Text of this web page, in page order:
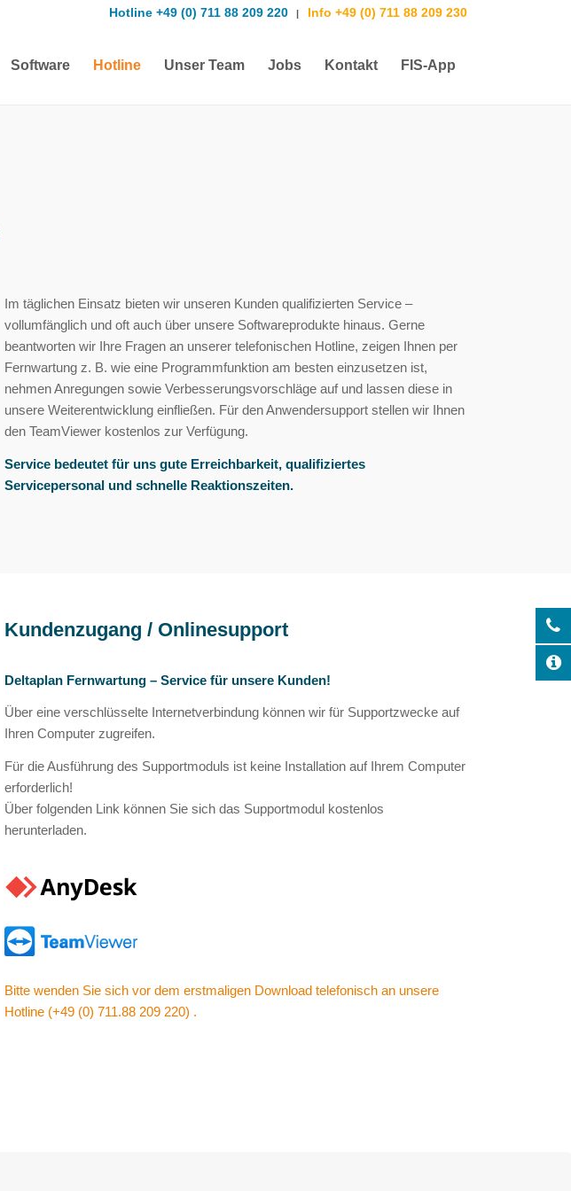
Hotline +49 (0) 711 88 209 220| Info +49 (0) 711 88 209 230
Software Hotline Unser Team Jobs Kontakt FIS-App
Im täglichen Einsatz bieten wir unseren Kunden qualifizierten Service –
vollumfänglich und oft auch über unsere Softwareprodukte hinaus. Gerne
beantworten wir Ihre Fragen an unserer telefonischen Hotline, zeigen Ihnen per
Fernwartung z. B. wie eine Programmfunktion am besten einzusetzen ist,
nehmen Anregungen sowie Verbesserungsvorschläge auf und lassen diese in
unsere Weiterentwicklung einfließen. Für den Anwendersupport stellen wir Ihnen
den TeamViewer kostenlos zur Verfügung.
Service bedeutet für uns gute Erreichbarkeit, qualifiziertes
Servicepersonal und schnelle Reaktionszeiten.
Kundenzugang / Onlinesupport
Deltaplan Fernwartung – Service für unsere Kunden!
Über eine verschlüsselte Internetverbindung können wir für Supportzwecke auf
Ihren Computer zugreifen.
Für die Ausführung des Supportmoduls ist keine Installation auf Ihrem Computer
erforderlich!
Über folgenden Link können Sie sich das Supportmodul kostenlos
herunterladen.
Bitte wenden Sie sich vor dem erstmaligen Download telefonisch an unsere
Hotline (+49 (0) 711.88 209 220) .